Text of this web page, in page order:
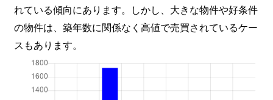
れている傾向にあります。しかし、大きな物件や好条件
の物件は、築年数に関係なく高値で売買されているケー
スもあります。